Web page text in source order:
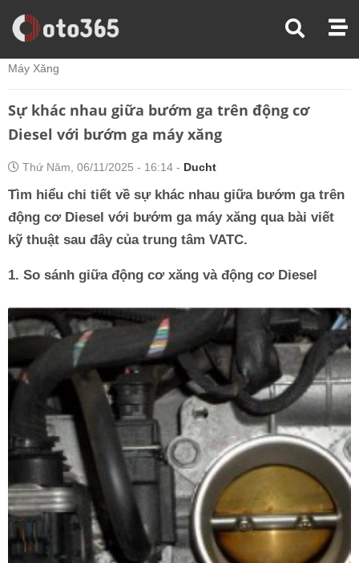
Trang Chủ
Kiến Thức Xe
Máy Xăng
Sự khác nhau giữa bướm ga trên động cơ
Diesel với bướm ga máy xăng
Thứ Năm, 06/11/2025 - 16:14 - Ducht
Tìm hiểu chi tiết về sự khác nhau giữa bướm ga trên
động cơ Diesel với bướm ga máy xăng qua bài viết
kỹ thuật sau đây của trung tâm VATC.
1. So sánh giữa động cơ xăng và động cơ Diesel